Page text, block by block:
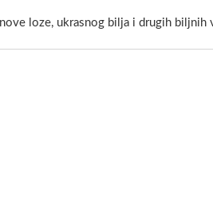
loze, ukrasnog bilja i drugih biljnih